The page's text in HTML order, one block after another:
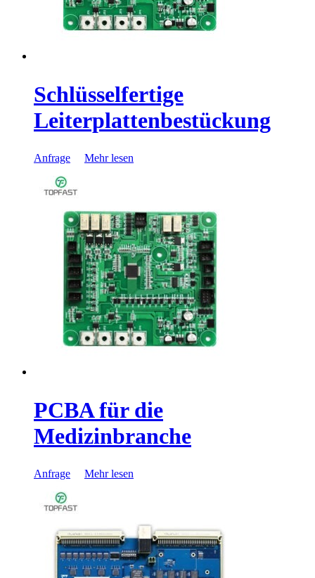
Schlüsselfertige
Leiterplattenbestückung
Anfrage Mehr lesen
PCBA für die
Medizinbranche
Anfrage Mehr lesen